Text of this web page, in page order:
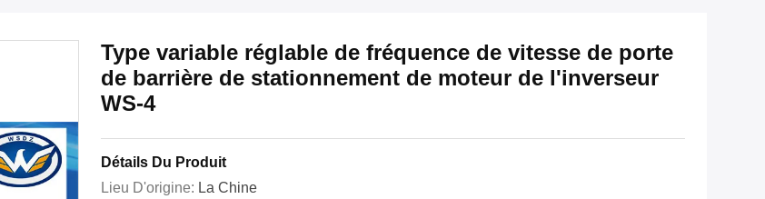
Type variable réglable de fréquence de vitesse de porte
de barrière de stationnement de moteur de l'inverseur
WS-4
Détails Du Produit
Lieu D'origine: La Chine